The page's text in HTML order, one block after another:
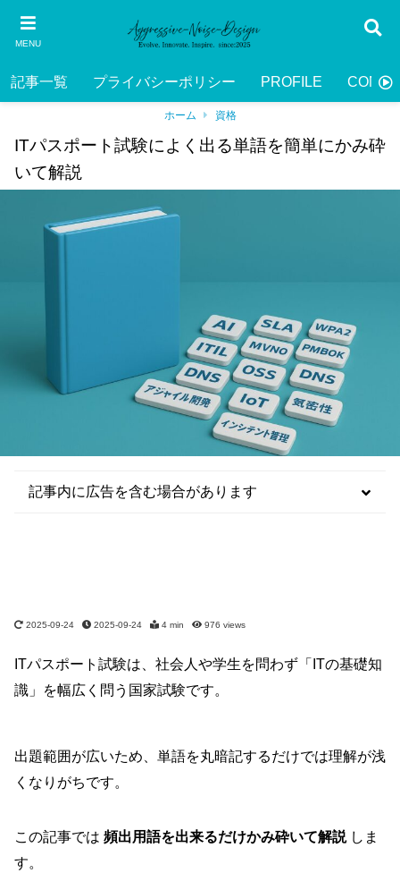
MENU
記事一覧 プライバシーポリシー PROFILE
ホーム 資格
ITパスポート試験によく出る単語を簡単にかみ砕
いて解説
2025-09-24 2025-09-24 4 min 976 views
記事内に広告を含む場合があります
ITパスポート試験は、社会人や学生を問わず「ITの基礎知
識」を幅広く問う国家試験です。
出題範囲が広いため、単語を丸暗記するだけでは理解が浅
くなりがちです。
この記事では 頻出用語を出来るだけかみ砕いて解説しま
す。